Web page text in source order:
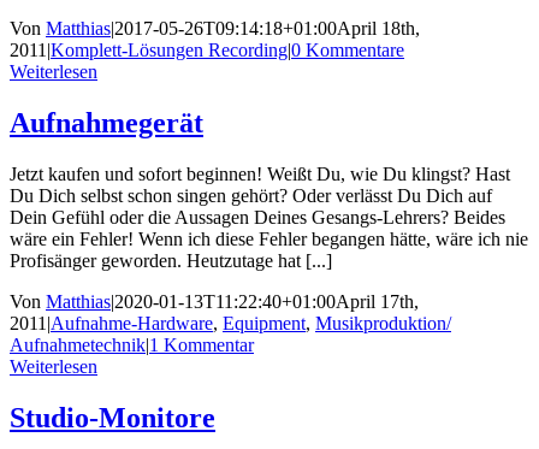
Von Matthias|2017-05-26T09:14:18+01:00April 18th,
2011 |Komplett-Lösungen Recording|0 Kommentare
Weiterlesen
Aufnahmegerät
Jetzt kaufen und sofort beginnen! Weißt Du, wie Du klingst? Hast
Du Dich selbst schon singen gehört? Oder verlässt Du Dich auf
Dein Gefühl oder die Aussagen Deines Gesangs-Lehrers? Beides
wäre ein Fehler! Wenn ich diese Fehler begangen hätte, wäre ich nie
Profisänger geworden. Heutzutage hat [...]
Von Matthias|2020-01-13T11:22:40+01:00April 17th,
2011 |Aufnahme-Hardware, Equipment, Musikproduktion/
Aufnahmetechnik|1 Kommentar
Weiterlesen
Studio-Monitore